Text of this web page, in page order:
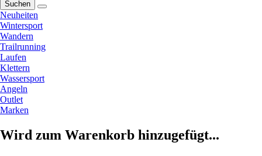
Suchen
Neuheiten
Wintersport
Wandern
Trailrunning
Laufen
Klettern
Wassersport
Angeln
Outlet
Marken
Wird zum Warenkorb hinzugefügt...